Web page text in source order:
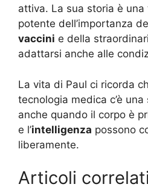
attiva. La sua storia è una
potente dell’importanza
vaccini e della
adattarsi anche alle
La vita di Paul ci ricorda
tecnologia medica c’è
anche quando il corpo è
e l’intelligenza possono
liberamente.
Articoli